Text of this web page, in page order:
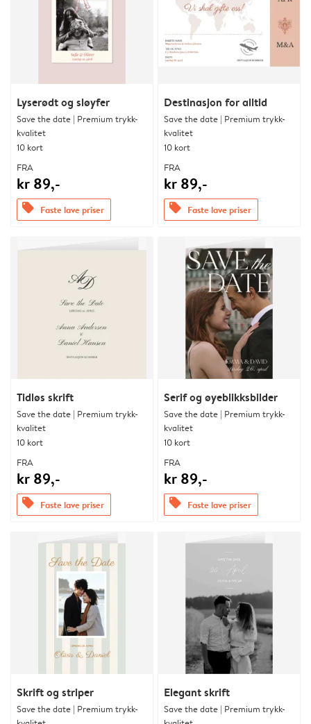
Lyserødt og sløyfer
Save the date | Premium trykk-
kvalitet
10 kort
FRA
kr 89,-
offers Faste lave priser
Destinasjon for alltid
Save the date | Premium trykk-
kvalitet
10 kort
FRA
kr 89,-
offers Faste lave priser
Tidløs skrift
Save the date | Premium trykk-
kvalitet
10 kort
FRA
kr 89,-
offers Faste lave priser
Serif og øyeblikksbilder
Save the date | Premium trykk-
kvalitet
10 kort
FRA
kr 89,-
offers Faste lave priser
Skrift og striper
Save the date | Premium trykk-
Elegant skrift
Save the date | Premium trykk-